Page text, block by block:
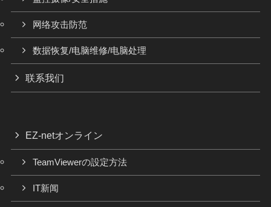
网络攻击防范
数据恢复/电脑维修/电脑处理
联系我们
EZ-netオンライン
TeamViewerの設定方法
IT新闻